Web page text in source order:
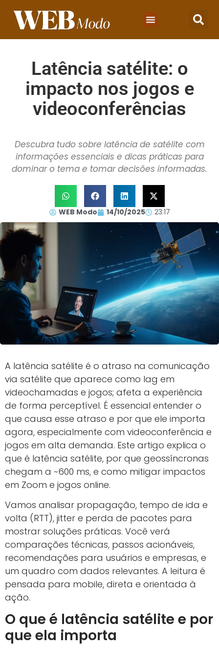
Latência satélite: o
impacto nos jogos e
videoconferências
Descubra tudo sobre latência de satélite com
informações essenciais e dicas práticas para
dominar o tema e tomar decisões informadas.
WEB Modo 14/10/2025 23:17
A latência satélite é o atraso na comunicação
via satélite que aparece como lag em
videochamadas e jogos; afeta a experiência
de forma perceptível. É essencial entender o
que causa esse atraso e por que ele importa
agora, especialmente com videoconferência e
jogos em alta demanda. Este artigo explica o
que é latência satélite, por que geossíncronas
chegam a ~600 ms, e como mitigar impactos
em Zoom e jogos online.
Vamos analisar propagação, tempo de ida e
volta (RTT), jitter e perda de pacotes para
mostrar soluções práticas. Você verá
comparações técnicas, passos acionáveis,
recomendações para usuários e empresas, e
um quadro com dados relevantes. A leitura é
pensada para mobile, direta e orientada à
ação.
O que é latência satélite e por
que ela importa